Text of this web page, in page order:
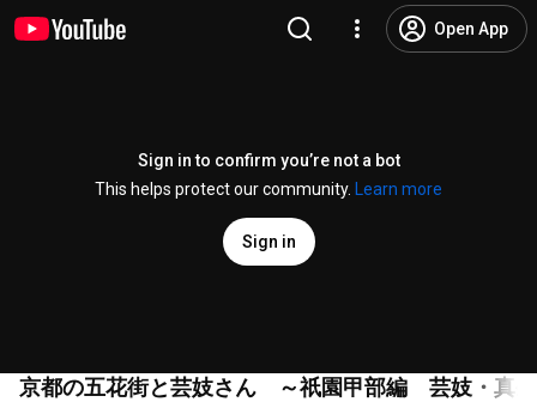
Open App
Sign in to confirm you’re not a bot
This helps protect our community.
Learn more
Sign in
京都の五花街と芸妓さん ～祇園甲部編 芸妓・真